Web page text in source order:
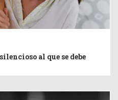
al que se debe